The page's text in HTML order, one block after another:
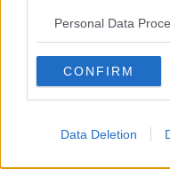
Personal Data
CONFIRM
Data Deletion
Ti potrebbe
Articoli dal Blog “Vignaioli e
​Che “Odissea sia”
​La volontà di essere
Norme viticole e